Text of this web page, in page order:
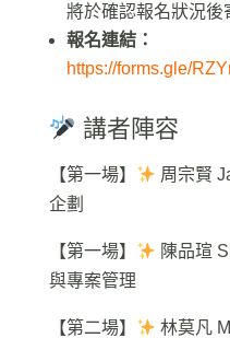
將於確認報名狀況後
報名連結：
https://forms.gle/
講者陣容
【第一場】
周宗賢
企劃
【第一場】
陳品瑄
與專案管理
【第二場】
林莫凡